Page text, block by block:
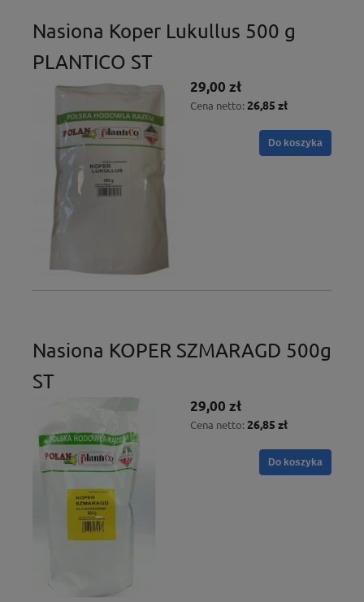
Nasiona Koper Lukullus 500 g
PLANTICO ST
29,00 zł
Cena netto: 26,85 zł
Do koszyka
Nasiona KOPER SZMARAGD 500g
ST
29,00 zł
Cena netto: 26,85 zł
Do koszyka